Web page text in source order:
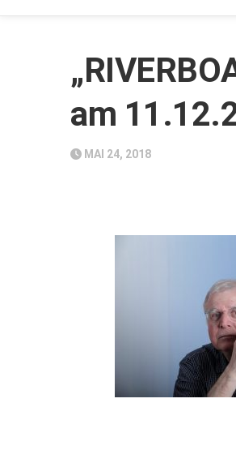
am
MAI 24, 2018